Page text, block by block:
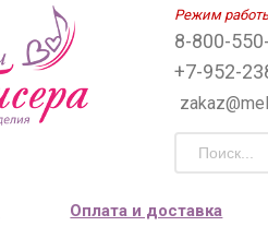
Режим
8-800-
+7-952-
Оплата и доставка